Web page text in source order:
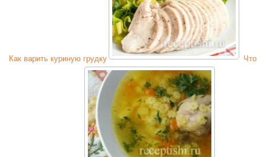
Как варить куриную грудку Что